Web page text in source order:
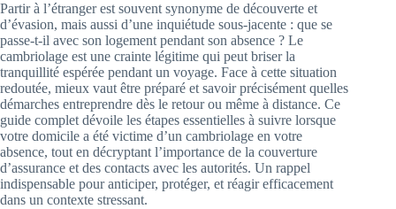
Partir à l’étranger est souvent synonyme de découverte et
d’évasion, mais aussi d’une inquiétude sous-jacente : que se
passe-t-il avec son logement pendant son absence ? Le
cambriolage est une crainte légitime qui peut briser la
tranquillité espérée pendant un voyage. Face à cette situation
redoutée, mieux vaut être préparé et savoir précisément quelles
démarches entreprendre dès le retour ou même à distance. Ce
guide complet dévoile les étapes essentielles à suivre lorsque
votre domicile a été victime d’un cambriolage en votre
absence, tout en décryptant l’importance de la couverture
d’assurance et des contacts avec les autorités. Un rappel
indispensable pour anticiper, protéger, et réagir efficacement
dans un contexte stressant.